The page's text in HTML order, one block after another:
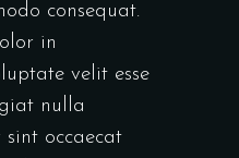
consequat.
in
velit esse
nulla
sint occaecat